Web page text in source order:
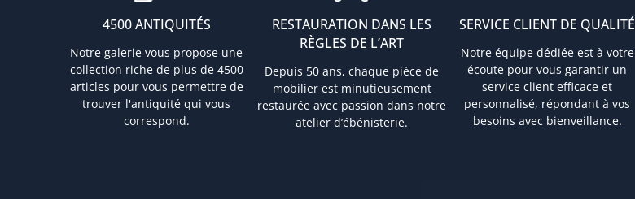
4500 ANTIQUITÉS
Notre galerie vous propose une
collection riche de plus de 4500
articles pour vous permettre de
trouver l'antiquité qui vous
correspond.
RESTAURATION DANS LES
RÈGLES DE L’ART
Depuis 50 ans, chaque pièce de
mobilier est minutieusement
restaurée avec passion dans notre
atelier d’ébénisterie.
SERVICE CLIENT DE QUALITÉ
Notre équipe dédiée est à votre
écoute pour vous garantir un
service client efficace et
personnalisé, répondant à vos
besoins avec bienveillance.